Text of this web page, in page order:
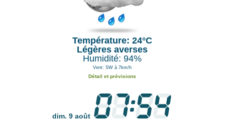
Température: 24°C
Légères averses
Humidité: 94%
Vent: SW à 7km/h
Détail et prévisions
dim. 9 août